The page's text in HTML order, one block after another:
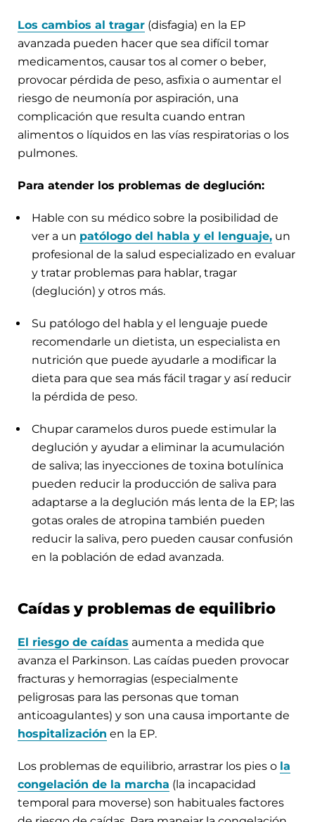
Los cambios al tragar (disfagia) en la EP
avanzada pueden hacer que sea difícil tomar
medicamentos, causar tos al comer o beber,
provocar pérdida de peso, asfixia o aumentar el
riesgo de neumonía por aspiración, una
complicación que resulta cuando entran
alimentos o líquidos en las vías respiratorias o los
pulmones.
Para atender los problemas de deglución:
Hable con su médico sobre la posibilidad de
ver a un patólogo del habla y el lenguaje, un
profesional de la salud especializado en evaluar
y tratar problemas para hablar, tragar
(deglución) y otros más.
Su patólogo del habla y el lenguaje puede
recomendarle un dietista, un especialista en
nutrición que puede ayudarle a modificar la
dieta para que sea más fácil tragar y así reducir
la pérdida de peso.
Chupar caramelos duros puede estimular la
deglución y ayudar a eliminar la acumulación
de saliva; las inyecciones de toxina botulínica
pueden reducir la producción de saliva para
adaptarse a la deglución más lenta de la EP; las
gotas orales de atropina también pueden
reducir la saliva, pero pueden causar confusión
en la población de edad avanzada.
Caídas y problemas de equilibrio
El riesgo de caídas aumenta a medida que
avanza el Parkinson. Las caídas pueden provocar
fracturas y hemorragias (especialmente
peligrosas para las personas que toman
anticoagulantes) y son una causa importante de
hospitalización en la EP.
Los problemas de equilibrio, arrastrar los pies o la
congelación de la marcha (la incapacidad
temporal para moverse) son habituales factores